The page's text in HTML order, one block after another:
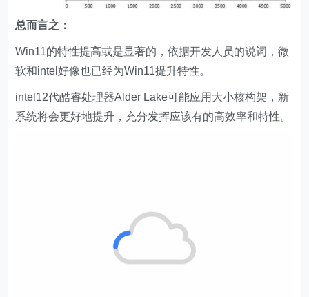
总而言之：
Win11的特性提高或是显著的，依据开发人员的说词，微
软和intel好像也已经为Win11提升特性。
intel12代酷睿处理器Alder Lake可能应用大小核构架，新
系统将会更好地提升，充分发挥应该有的高效率和特性。